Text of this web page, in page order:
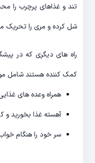
تند و غذاهای پرچرب را
شل کرده و مری را تحریک
راه های دیگری که در
کمک کننده هستند شامل
همراه وعده های
آهسته غذا بخورید و
سر خود را هنگام خواب